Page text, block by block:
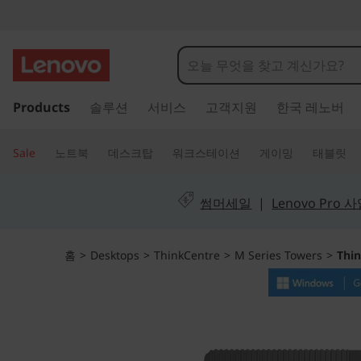
h
n
k
요
텐
Products 솔루션 서비스 고객지원 한국 레노버
Sale 노트북 데스크탑 워크스테이션 게이밍 태블릿
썸머세일 | Lenovo Pro 사
홈 > Desktops > ThinkCentre > M Series Towers >